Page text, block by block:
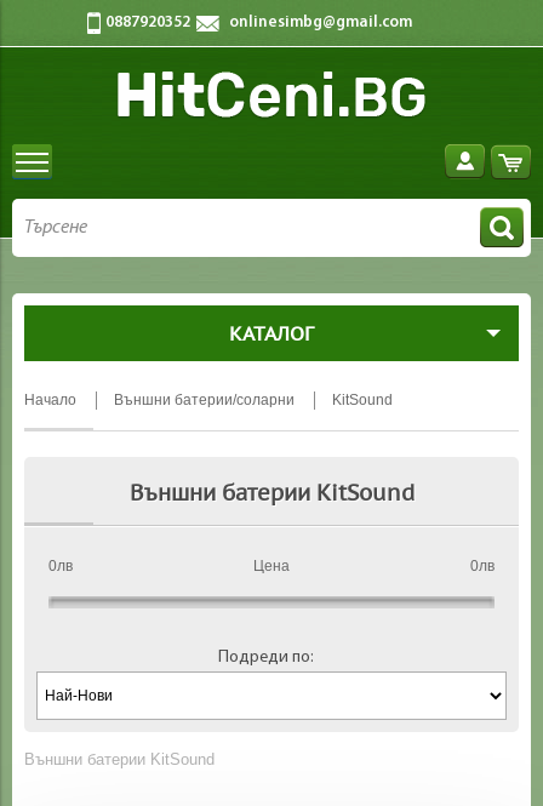
0887920352 onlinesimbg@gmail.com
КАТАЛОГ
Начало Външни батерии/соларни KitSound
Външни батерии KitSound
0лв 0лв
Цена
Подреди по:
Външни батерии KitSound